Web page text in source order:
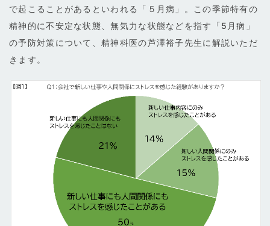
で起こることがあるといわれる「５月病」。この季節特有の
精神的に不安定な状態、無気力な状態などを指す「5月病」
の予防対策について、精神科医の芦澤裕子先生に解説いただ
きます。